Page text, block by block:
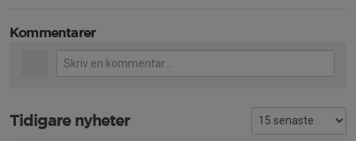
Kommentarer
Tidigare nyheter